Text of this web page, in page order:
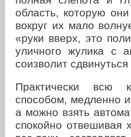
область, которую
вокруг их мало
«руки вверх, это
уличного жулика с
соизволит
Практически всю
способом, медленно
а можно взять
спокойно отвешивая